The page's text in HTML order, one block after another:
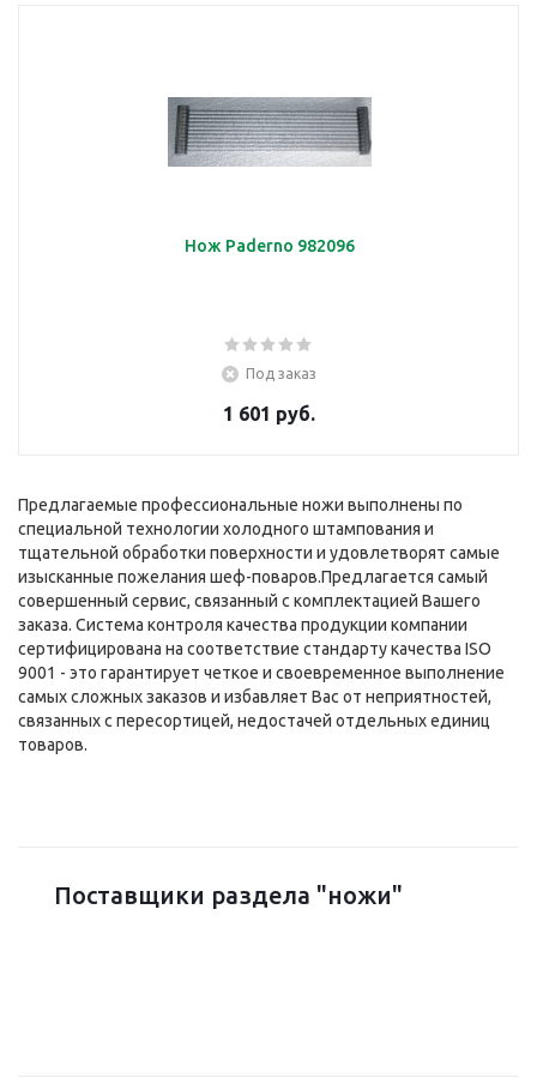
Нож Paderno 982096
Под заказ
1 601 руб.
Предлагаемые профессиональные ножи выполнены по
специальной технологии холодного штампования и
тщательной обработки поверхности и удовлетворят самые
изысканные пожелания шеф-поваров.Предлагается самый
совершенный сервис, связанный с комплектацией Вашего
заказа. Система контроля качества продукции компании
сертифицирована на соответствие стандарту качества ISO
9001 - это гарантирует четкое и своевременное выполнение
самых сложных заказов и избавляет Вас от неприятностей,
связанных с пересортицей, недостачей отдельных единиц
товаров.
Поставщики раздела "ножи"